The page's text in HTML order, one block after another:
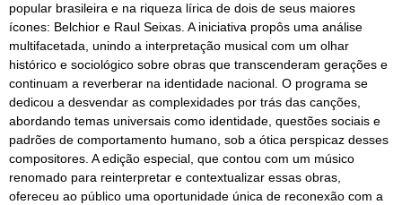
popular brasileira e na riqueza lírica de dois de seus maiores
ícones: Belchior e Raul Seixas. A iniciativa propôs uma análise
multifacetada, unindo a interpretação musical com um olhar
histórico e sociológico sobre obras que transcenderam gerações e
continuam a reverberar na identidade nacional. O programa se
dedicou a desvendar as complexidades por trás das canções,
abordando temas universais como identidade, questões sociais e
padrões de comportamento humano, sob a ótica perspicaz desses
compositores. A edição especial, que contou com um músico
renomado para reinterpretar e contextualizar essas obras,
ofereceu ao público uma oportunidade única de reconexão com a